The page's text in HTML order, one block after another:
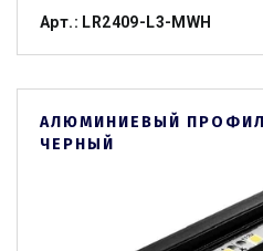
Арт.: LR2409-L3-MWH
АЛЮМИНИЕВЫЙ
ЧЕРНЫЙ